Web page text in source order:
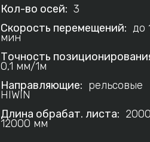
Кол-во осей: 3
Скорость перемещений: до
мин
Точность
0,1 мм/1м
Направляющие: рельсовые
HIWIN
Длина обрабат. листа:
12000 мм